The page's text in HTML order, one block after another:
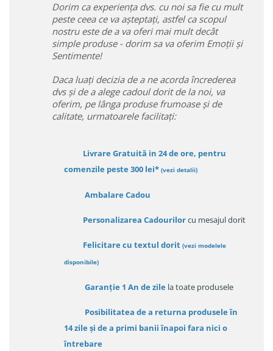
Dorim ca experiența dvs. cu noi sa fie cu mult
peste ceea ce va așteptați, astfel ca scopul
nostru este de a va oferi mai mult decât
simple produse - dorim sa va oferim Emoții și
Sentimente!
Daca luați decizia de a ne acorda încrederea
dvs și de a alege cadoul dorit de la noi, va
oferim, pe lânga produse frumoase și de
calitate, urmatoarele facilitați:
Livrare Gratuită in 24 de ore, pentru
comenzile peste 300 lei* (vezi detalii)
Ambalare Cadou
Personalizarea Cadourilorcu mesajul dorit
Felicitare cu textul dorit (vezi modelele
disponibile)
Garanție 1 An de zile la toate produsele
Posibilitatea de a returna produsele în
14 zileși de a primi banii înapoi fara nici o
întrebare